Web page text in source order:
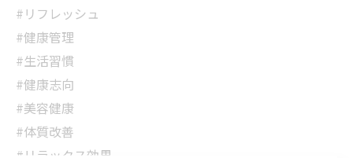
#リフレッシュ
#健康管理
#生活習慣
#健康志向
#美容健康
#体質改善